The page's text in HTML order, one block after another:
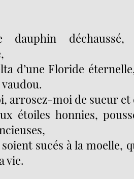
déchaussé,
d’une Floride
arrosez-moi de sueur et
étoiles honnies,
sucés à la moelle,
vie.